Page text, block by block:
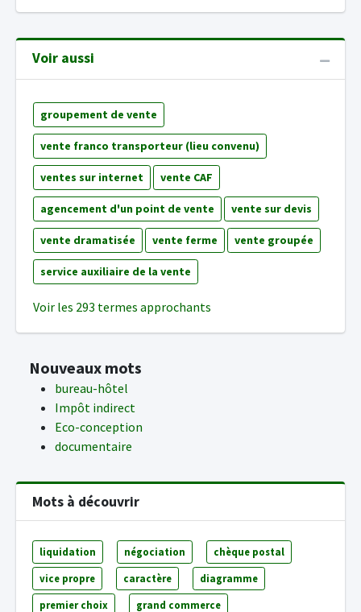
Voir aussi
groupement de vente
vente franco transporteur (lieu convenu)
ventes sur internet vente CAF
agencement d'un point de vente vente sur devis
vente dramatisée vente ferme vente groupée
service auxiliaire de la vente
Voir les 293 termes approchants
Nouveaux mots
bureau-hôtel
Impôt indirect
Eco-conception
documentaire
Mots à découvrir
liquidation négociation chèque postal
vice propre caractère diagramme
premier choix grand commerce